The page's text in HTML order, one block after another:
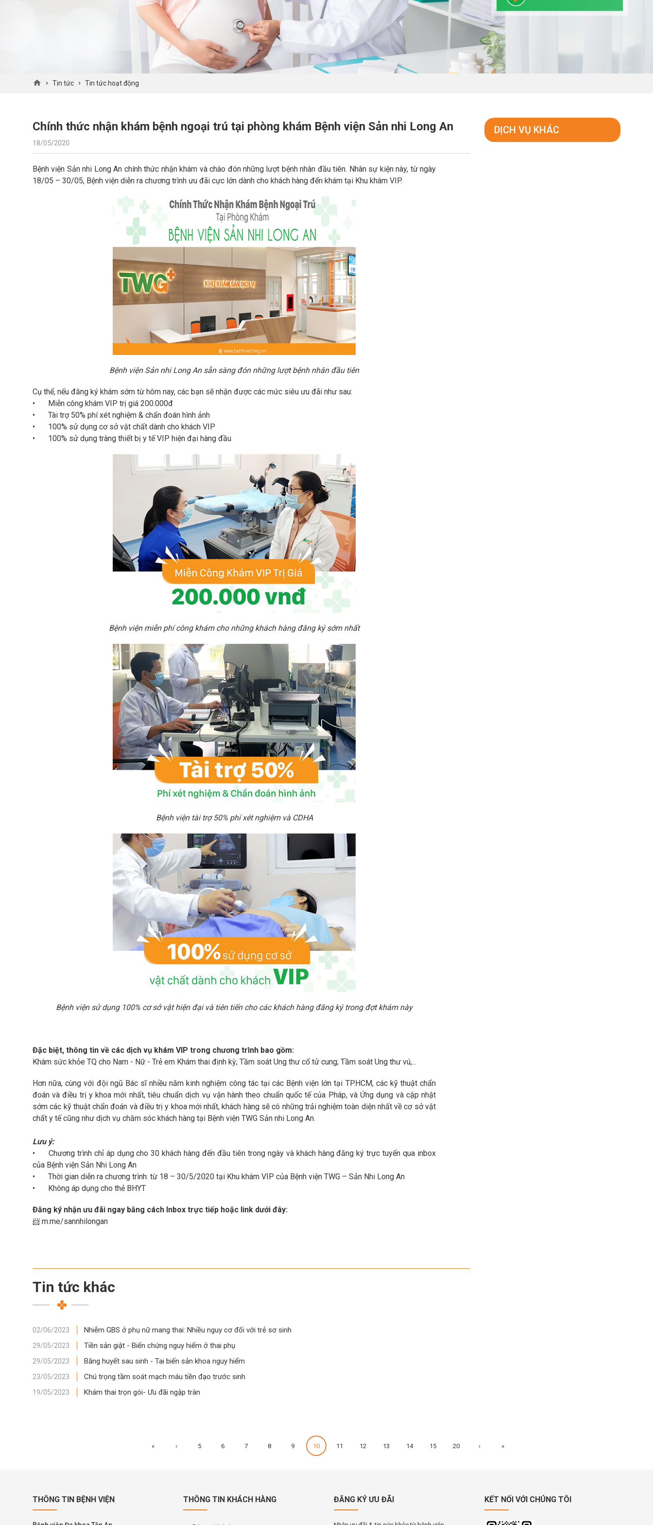
Tin tức Tin tức hoạt động
Chính thức nhận khám bệnh ngoại trú tại phòng khám Bệnh viện Sản nhi Long An
18/05/2020
Bệnh viện Sản nhi Long An chính thức nhận khám và chào đón những lượt bệnh nhân đầu tiên. Nhân sự kiện này, từ ngày
18/05 – 30/05, Bệnh viện diễn ra chương trình ưu đãi cực lớn dành cho khách hàng đến khám tại Khu khám VIP.
Bệnh viện Sản nhi Long An sẵn sàng đón những lượt bệnh nhân đầu tiên
Cụ thể, nếu đăng ký khám sớm từ hôm nay, các bạn sẽ nhận được các mức siêu ưu đãi như sau:
•
Miễn công khám VIP trị giá 200.000đ
•
Tài trợ 50% phí xét nghiệm & chẩn đoán hình ảnh
•
100% sử dụng cơ sở vật chất dành cho khách VIP
•
100% sử dụng tràng thiết bị y tế VIP hiện đại hàng đầu
Bệnh viện miễn phí công khám cho những khách hàng đăng ký sớm nhất
Bệnh viện tài trợ 50% phí xét nghiệm và CDHA
Bệnh viện sử dụng 100% cơ sở vật hiện đại và tiên tiến cho các khách hàng đăng ký trong đợt khám này
Đặc biệt, thông tin về các dịch vụ khám VIP trong chương trình bao gồm:
Khám sức khỏe TQ cho Nam - Nữ - Trẻ em Khám thai định kỳ; Tầm soát Ung thư cổ tử cung; Tầm soát Ung thư vú,...
Hơn nữa, cùng với đội ngũ Bác sĩ nhiều năm kinh nghiệm công tác tại các Bệnh viện lớn tại TP.HCM, các kỹ thuật chẩn
đoán và điều trị y khoa mới nhất, tiêu chuẩn dịch vụ vận hành theo chuẩn quốc tế của Pháp, và Ứng dụng và cập nhật
sớm các kỹ thuật chẩn đoán và điều trị y khoa mới nhất, khách hàng sẽ có những trải nghiệm toàn diện nhất về cơ sở vật
chất y tế cũng như dịch vụ chăm sóc khách hàng tại Bệnh viện TWG Sản nhi Long An.
Lưu ý:
•
Chương trình chỉ áp dụng cho 30 khách hàng đến đầu tiên trong ngày và khách hàng đăng ký trực tuyến qua inbox
của Bệnh viện Sản Nhi Long An
•
Thời gian diễn ra chương trình: từ 18 – 30/5/2020 tại Khu khám VIP của Bệnh viện TWG – Sản Nhi Long An
•
Không áp dụng cho thẻ BHYT
Đăng ký nhận ưu đãi ngay bằng cách Inbox trực tiếp hoặc link dưới đây:
📨 m.me/sannhilongan
Tin tức khác
02/06/2023 Nhiễm GBS ở phụ nữ mang thai: Nhiều nguy cơ đối với trẻ sơ sinh
29/05/2023 Tiền sản giật - Biến chứng nguy hiểm ở thai phụ
29/05/2023 Băng huyết sau sinh - Tai biến sản khoa nguy hiểm
23/05/2023 Chú trọng tầm soát mạch máu tiền đạo trước sinh
19/05/2023 Khám thai trọn gói- Ưu đãi ngập tràn
DỊCH VỤ KHÁC
« ‹ 5 6 7 8 9 10 11 12 13 14 15 20 › »
THÔNG TIN BỆNH VIỆN THÔNG TIN KHÁCH HÀNG ĐĂNG KÝ ƯU ĐÃI KẾT NỐI VỚI CHÚNG TÔI